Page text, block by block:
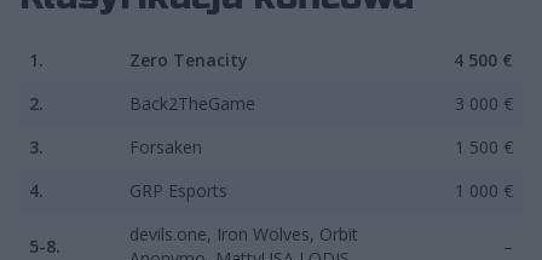
1. Zero Tenacity
4 500 €
2.
Back2TheGame
3 000 €
3.
Forsaken
1 500 €
4.
GRP Esports 1 000 €
5-8.
devils.one, Iron Wolves, Orbit
–